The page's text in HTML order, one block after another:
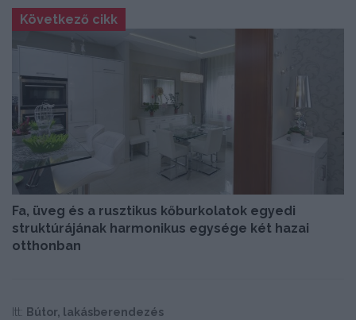
Következő cikk
Fa, üveg és a rusztikus kőburkolatok egyedi
struktúrájának harmonikus egysége két hazai
otthonban
Itt: Bútor, lakásberendezés